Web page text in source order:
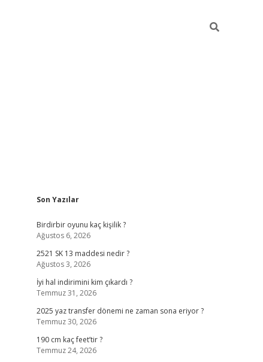
Sidebar
Son Yazılar
Birdirbir oyunu kaç kişilik ?
Ağustos 6, 2026
2521 SK 13 maddesi nedir ?
Ağustos 3, 2026
İyi hal indirimini kim çıkardı ?
Temmuz 31, 2026
2025 yaz transfer dönemi ne zaman sona eriyor ?
Temmuz 30, 2026
190 cm kaç feet’tir ?
Temmuz 24, 2026